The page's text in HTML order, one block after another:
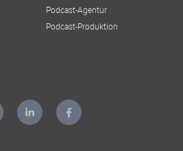
Podcast-Agentur
Podcast-Produktion